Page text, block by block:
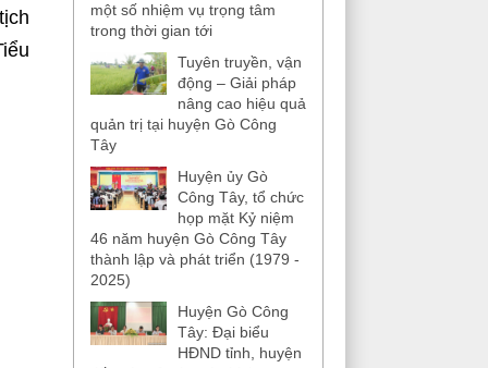
một số nhiệm vụ trọng tâm
trong thời gian tới
Tuyên truyền, vận
động – Giải pháp
nâng cao hiệu quả
quản trị tại huyện Gò Công
Tây
Huyện ủy Gò
Công Tây, tổ chức
họp mặt Kỷ niệm
46 năm huyện Gò Công Tây
thành lập và phát triển (1979 -
2025)
Huyện Gò Công
Tây: Đại biểu
HĐND tỉnh, huyện